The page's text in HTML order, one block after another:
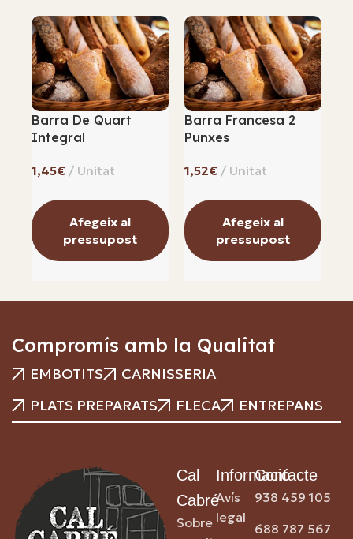
Barra De Quart
Integral
€
Afegeix al
pressupost
Barra Francesa 2
Punxes
€
Afegeix al
pressupost
Compromís amb la Qualitat
EMBOTITS
CARNISSERIA
PLATS PREPARATS
FLECA ENTREPANS
Cal
Cabré
Sobre
Informació
Avís
legal
Contacte
938 459 105
688 787 567